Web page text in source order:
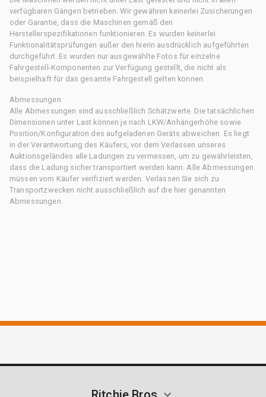
verfügbaren Gängen betrieben. Wir gewähren keinerlei Zusicherungen
oder Garantie, dass die Maschinen gemäß den
Herstellerspezifikationen funktionieren. Es wurden keinerlei
Funktionalitätsprüfungen außer den hierin ausdrücklich aufgeführten
durchgeführt. Es wurden nur ausgewählte Fotos für einzelne
Fahrgestell-Komponenten zur Verfügung gestellt, die nicht als
beispielhaft für das gesamte Fahrgestell gelten können.
Abmessungen
Alle Abmessungen sind ausschließlich Schätzwerte. Die tatsächlichen
Dimensionen unter Last können je nach LKW/Anhängerhöhe sowie
Position/Konfiguration des aufgeladenen Geräts abweichen. Es liegt
in der Verantwortung des Käufers, vor dem Verlassen unseres
Auktionsgeländes alle Ladungen zu vermessen, um zu gewährleisten,
dass die Ladung sicher transportiert werden kann. Alle Abmessungen
müssen vom Käufer verifiziert werden. Verlassen Sie sich zu
Transportzwecken nicht ausschließlich auf die hier genannten
Abmessungen.